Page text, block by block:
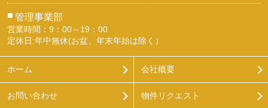
■ 管理事業部
営業時間：9：00～19：00
定休日:年中無休(お盆、年末年始は除く）
ホーム 会社概要
お問い合わせ 物件リクエスト